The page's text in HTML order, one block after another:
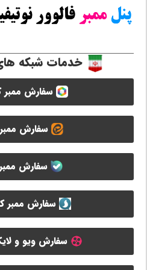
خدمات شبکه
سفارش ممبر
سفارش ممبر
سفارش ممبر
سفارش ممبر
سفارش ویو و